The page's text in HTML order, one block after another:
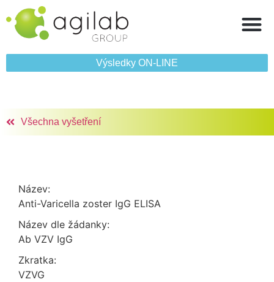
Výsledky ON‑LINE
Všechna vyšetření
Název:
Anti-Varicella zoster IgG ELISA
Název dle žádanky:
Ab VZV IgG
Zkratka:
VZVG